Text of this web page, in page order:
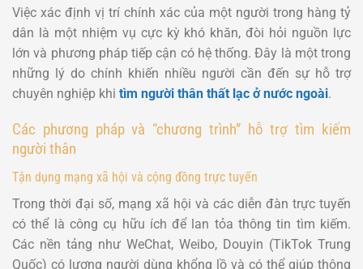
Việc xác định vị trí chính xác của một người trong hàng tỷ
dân là một nhiệm vụ cực kỳ khó khăn, đòi hỏi nguồn lực
lớn và phương pháp tiếp cận có hệ thống. Đây là một trong
những lý do chính khiến nhiều người cần đến sự hỗ trợ
chuyên nghiệp khi tìm người thân thất lạc ở nước ngoài.
Các phương pháp và “chương trình” hỗ trợ tìm kiếm
người thân
Tận dụng mạng xã hội và cộng đồng trực tuyến
Trong thời đại số, mạng xã hội và các diễn đàn trực tuyến
có thể là công cụ hữu ích để lan tỏa thông tin tìm kiếm.
Các nền tảng như WeChat, Weibo, Douyin (TikTok Trung
Quốc) có lượng người dùng khổng lồ và có thể giúp thông